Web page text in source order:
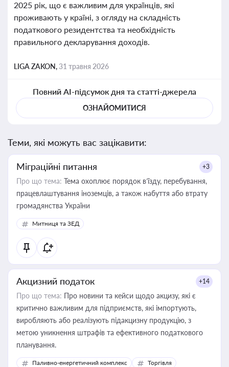
2025 рік, що є важливим для українців, які
проживають у країні, з огляду на складність
податкового резидентства та необхідність
правильного декларування доходів.
LIGA ZAKON,31 травня 2026
Повний AI-підсумок дня та статті-джерела
ОЗНАЙОМИТИСЯ
Теми, які можуть вас зацікавити:
Міграційні питання +3
Про що тема: Тема охоплює порядок в’їзду, перебування,
працевлаштування іноземців, а також набуття або втрату
громадянства України
Митниця та ЗЕД
Акцизний податок +14
Про що тема: Про новини та кейси щодо акцизу, які є
критично важливим для підприємств, які імпортують,
виробляють або реалізують підакцизну продукцію, з
метою уникнення штрафів та ефективного податкового
планування.
Паливно-енергетичний комплекс
Торгівля